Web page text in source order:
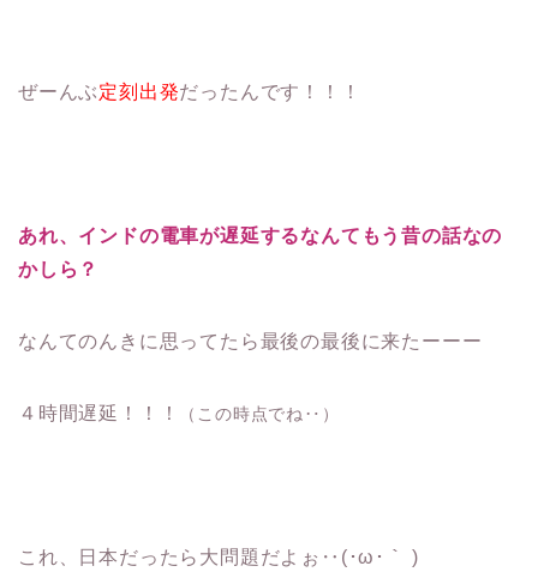
ぜーんぶ定刻出発だったんです！！！
あれ、インドの電車が遅延するなんてもう昔の話なの
かしら？
なんてのんきに思ってたら最後の最後に来たーーー
４時間遅延！！！ （この時点でね‥）
これ、日本だったら大問題だよぉ‥(･ω･｀ )